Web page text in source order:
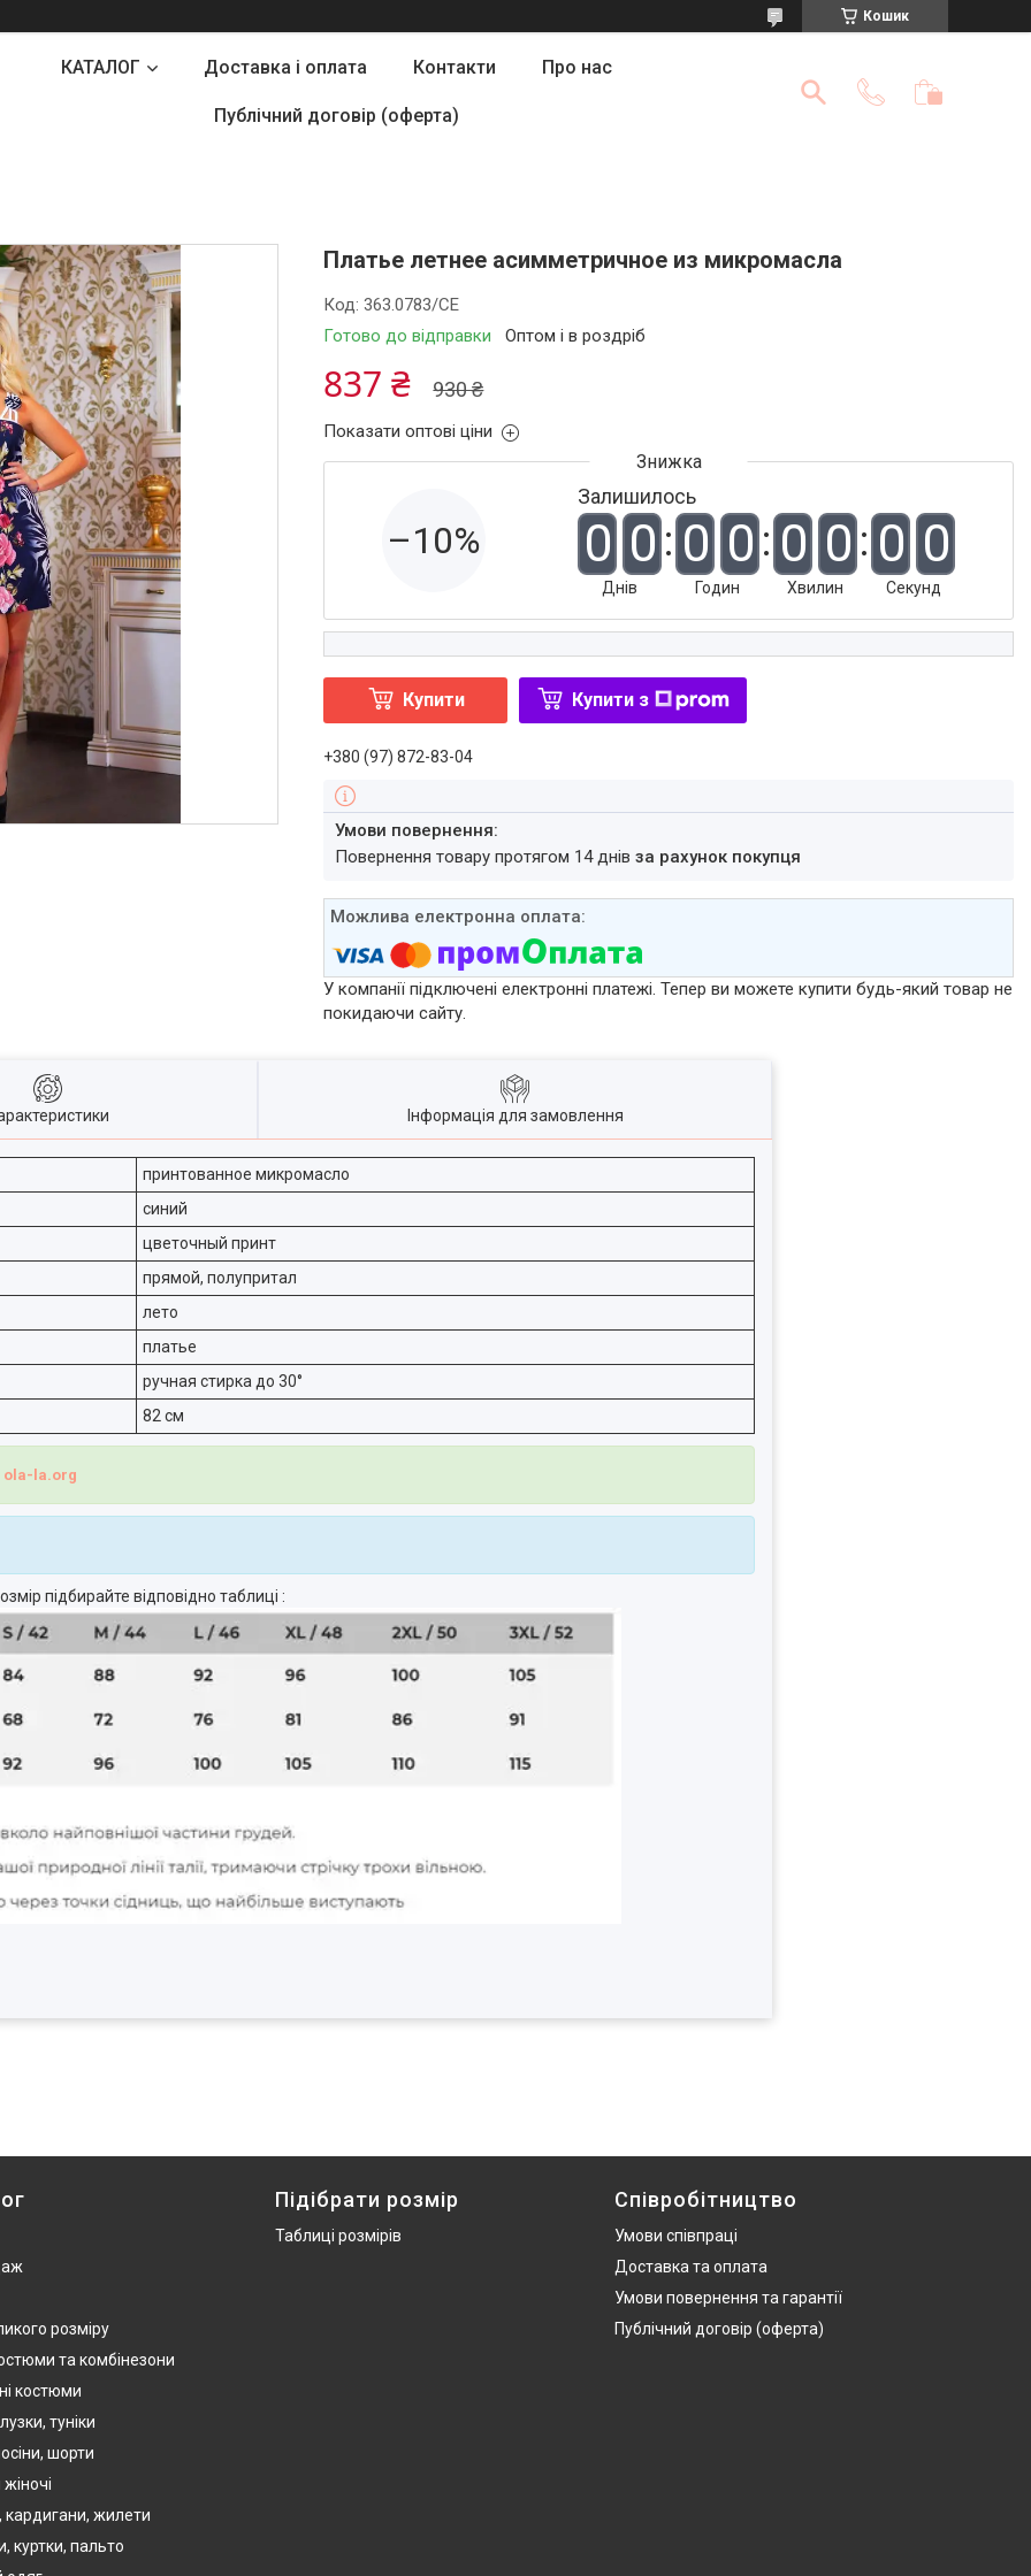
Кошик
КАТАЛОГ Доставка і оплата Контакти Про нас
Публічний договір (оферта)
Платье летнее асимметричное из микромасла
Готово до відправки Оптом і в роздріб
Код:363.0783/СЕ
930 ₴
837 ₴
Показати оптові ціни
–10%
Залишилось
0 0
Днів
0 0
Годин
0 0
Хвилин
0 0
Секунд
Купити Купити з
+380 (97) 872-83-04
повернення товару протягом 14 днівза рахунок покупця
У компанії підключені електронні платежі. Тепер ви можете купити будь-який товар не
покидаючи сайту.
Інформація для замовлення
принтованное микромасло
синий
цветочный принт
прямой, полупритал
лето
платье
ручная стирка до 30°
82 см
ola-la.org
підбирайте відповідно таблиці :
розміру
та комбінезони
костюми
туніки
шорти
кардигани, жилети
куртки, пальто
Підібрати розмір
Таблиці розмірів
Співробітництво
Умови співпраці
Доставка та оплата
Умови повернення та гарантії
Публічний договір (оферта)